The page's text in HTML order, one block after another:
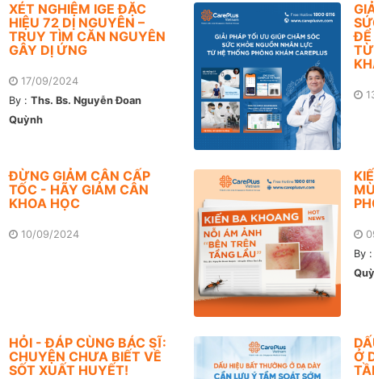
XÉT NGHIỆM IGE ĐẶC
HIỆU 72 DỊ NGUYÊN –
TRUY TÌM CĂN NGUYÊN
GÂY DỊ ỨNG
17/09/2024
By : Ths. Bs. Nguyễn Đoan
Quỳnh
ĐỂ
ĐỪNG GIẢM CÂN CẤP
TỐC - HÃY GIẢM CÂN
KHOA HỌC
10/09/2024
By
HỎI - ĐÁP CÙNG BÁC SĨ:
CHUYỆN CHƯA BIẾT VỀ
SỐT XUẤT HUYẾT!
Ở